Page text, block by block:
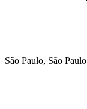
São Paulo, São Paulo